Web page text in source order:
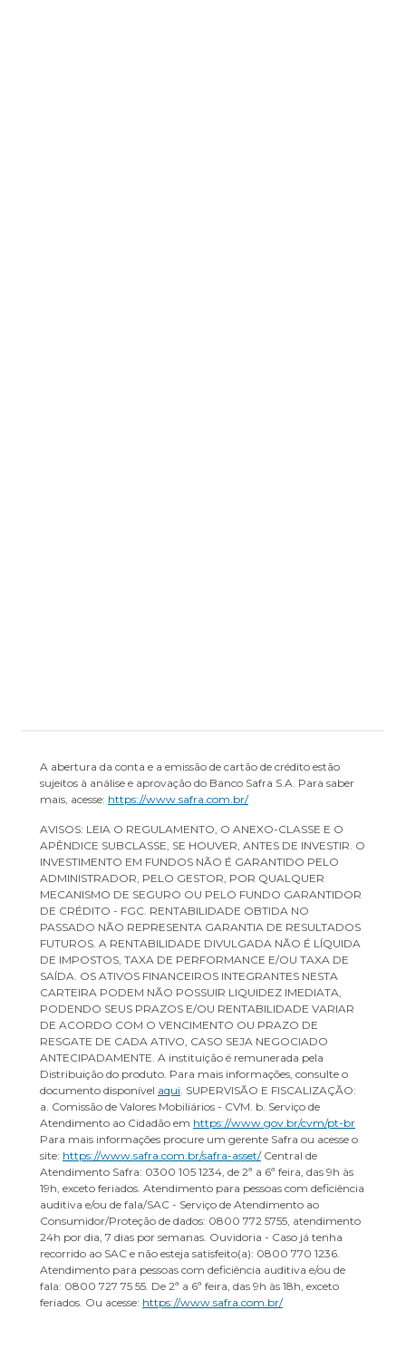
A abertura da conta e a emissão de cartão de crédito estão
sujeitos à análise e aprovação do Banco Safra S.A. Para saber
mais, acesse: https://www.safra.com.br/
AVISOS: LEIA O REGULAMENTO, O ANEXO-CLASSE E O
APÊNDICE SUBCLASSE, SE HOUVER, ANTES DE INVESTIR. O
INVESTIMENTO EM FUNDOS NÃO É GARANTIDO PELO
ADMINISTRADOR, PELO GESTOR, POR QUALQUER
MECANISMO DE SEGURO OU PELO FUNDO GARANTIDOR
DE CRÉDITO - FGC. RENTABILIDADE OBTIDA NO
PASSADO NÃO REPRESENTA GARANTIA DE RESULTADOS
FUTUROS. A RENTABILIDADE DIVULGADA NÃO É LÍQUIDA
DE IMPOSTOS, TAXA DE PERFORMANCE E/OU TAXA DE
SAÍDA. OS ATIVOS FINANCEIROS INTEGRANTES NESTA
CARTEIRA PODEM NÃO POSSUIR LIQUIDEZ IMEDIATA,
PODENDO SEUS PRAZOS E/OU RENTABILIDADE VARIAR
DE ACORDO COM O VENCIMENTO OU PRAZO DE
RESGATE DE CADA ATIVO, CASO SEJA NEGOCIADO
ANTECIPADAMENTE. A instituição é remunerada pela
Distribuição do produto. Para mais informações, consulte o
documento disponível aqui. SUPERVISÃO E FISCALIZAÇÃO:
a. Comissão de Valores Mobiliários - CVM. b. Serviço de
Atendimento ao Cidadão em https://www.gov.br/cvm/pt-br
Para mais informações procure um gerente Safra ou acesse o
site: https://www.safra.com.br/safra-asset/Central de
Atendimento Safra: 0300 105 1234, de 2ª a 6ª feira, das 9h às
19h, exceto feriados. Atendimento para pessoas com deficiência
auditiva e/ou de fala/SAC - Serviço de Atendimento ao
Consumidor/Proteção de dados: 0800 772 5755, atendimento
24h por dia, 7 dias por semanas. Ouvidoria - Caso já tenha
recorrido ao SAC e não esteja satisfeito(a): 0800 770 1236.
Atendimento para pessoas com deficiência auditiva e/ou de
fala: 0800 727 75 55. De 2ª a 6ª feira, das 9h às 18h, exceto
feriados. Ou acesse: https://www.safra.com.br/